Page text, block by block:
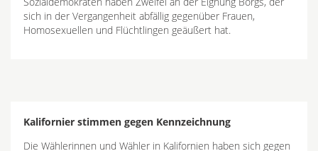
sich in der Vergangenheit abfällig gegenüber Frauen,
Homosexuellen und Flüchtlingen geäußert hat.
Kalifornier stimmen gegen Kennzeichnung
Die Wählerinnen und Wähler in Kalifornien haben sich gegen